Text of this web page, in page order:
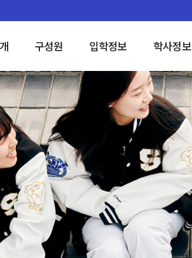
구성원 입학정보 학사정보